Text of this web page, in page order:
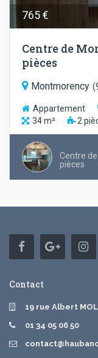
765 €
Centre de
pièces
Montmorency (
Appartement
34m² 2
Centre
pièces
Contact
19 rue Albert
01 34 05 06 50